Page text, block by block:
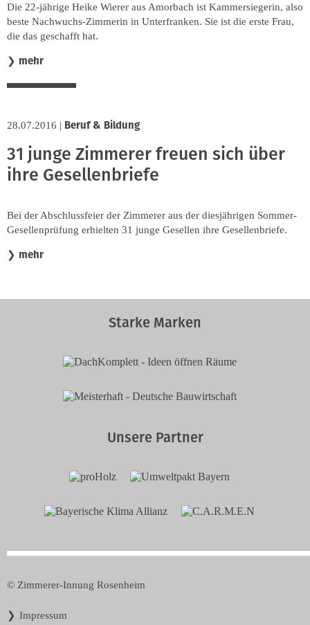
Die 22-jährige Heike Wierer aus Amorbach ist Kammersiegerin, also
beste Nachwuchs-Zimmerin in Unterfranken. Sie ist die erste Frau,
die das geschafft hat.
❯ mehr
28.07.2016 | Beruf & Bildung
31 junge Zimmerer freuen sich über
ihre Gesellenbriefe
Bei der Abschlussfeier der Zimmerer aus der diesjährigen Sommer-
Gesellenprüfung erhielten 31 junge Gesellen ihre Gesellenbriefe.
❯ mehr
Starke Marken
Unsere Partner
© Zimmerer-Innung Rosenheim
Navigation
Impressum